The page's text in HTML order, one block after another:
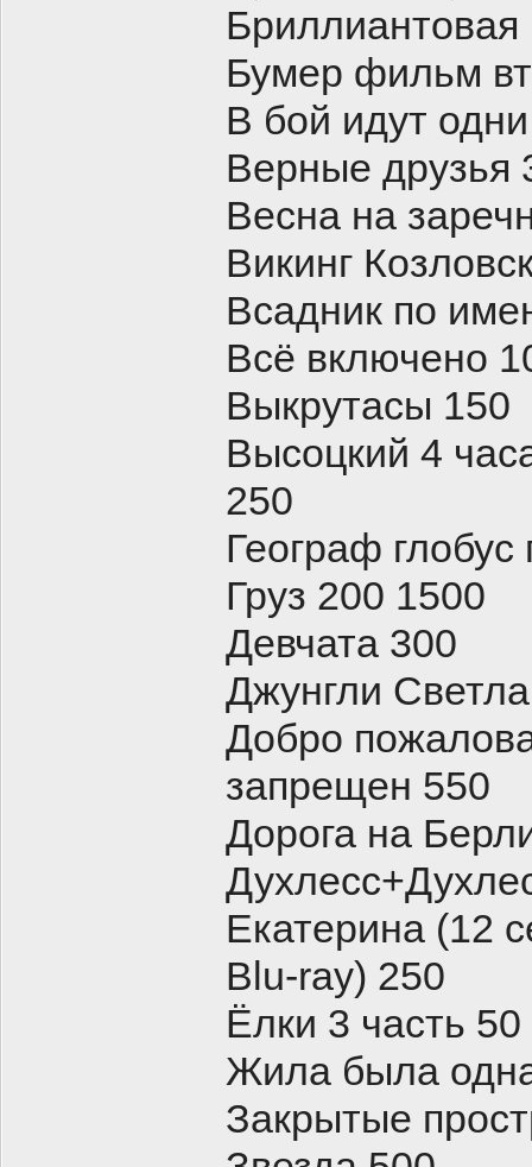
Бриллиантовая
Бумер фильм
В бой идут
Верные друзья
Весна на
Викинг
Всадник по
Всё включено
Выкрутасы 150
Высоцкий 4
250
Географ
Груз 200 1500
Девчата 300
Джунгли
Добро
запрещен 550
Дорога на
Екатерина (12
Blu-ray) 250
Ёлки 3 часть 50
Жила была
Закрытые